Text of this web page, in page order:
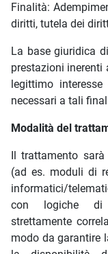
Finalità:
diritti, tutela dei
La base giuridica
prestazioni
legittimo
necessari a tali
Modalità del
Il trattamento
(ad es. moduli di
informatici/
con logiche di
strettamente
modo da garantire